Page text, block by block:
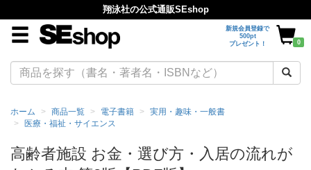
翔泳社の公式通販SEshop
新規会員登録で
500pt
プレゼント！
0
ホーム 商品一覧 電子書籍
実用・趣味・一般書
医療・福祉・サイエンス
高齢者施設 お金・選び方・入居の流れが